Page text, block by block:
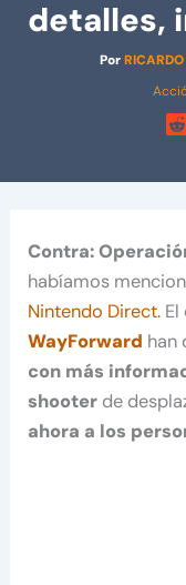
detalles,
Por
Contra:
habíamos
Nintendo Direct.
WayForward han
con más
shooter de
ahora a los